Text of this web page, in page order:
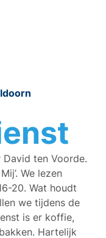
ten Voorde.
We lezen
20. Wat houdt
we tijdens de
is er koffie,
Hartelijk